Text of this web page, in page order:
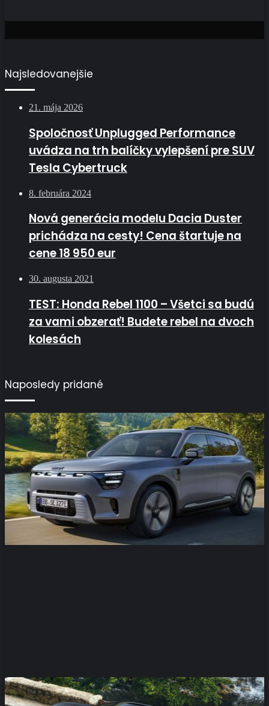
Najsledovanejšie
21. mája 2026
Spoločnosť Unplugged Performance
uvádza na trh balíčky vylepšení pre SUV
Tesla Cybertruck
8. februára 2024
Nová generácia modelu Dacia Duster
prichádza na cesty! Cena štartuje na
cene 18 950 eur
30. augusta 2021
TEST: Honda Rebel 1100 – Všetci sa budú
za vami obzerať! Budete rebel na dvoch
kolesách
Naposledy pridané